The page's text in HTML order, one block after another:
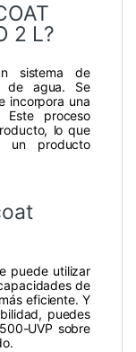
2 L?
sistema de
de agua. Se
incorpora una
Este proceso
lo que
un producto
puede utilizar
de
eficiente. Y
puedes
UVP sobre